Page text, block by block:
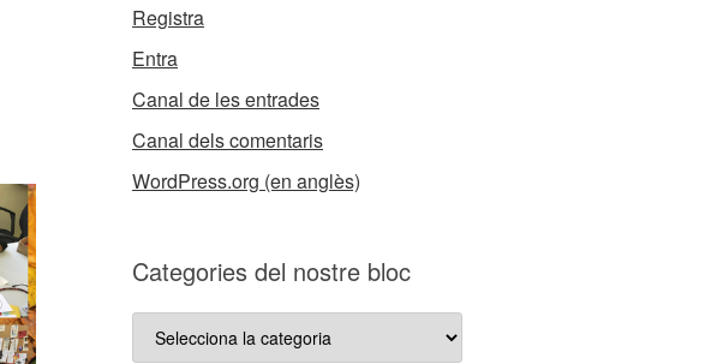
Registra
Entra
Canal de les entrades
Canal dels comentaris
WordPress.org (en anglès)
Categories del nostre bloc
Categories
del